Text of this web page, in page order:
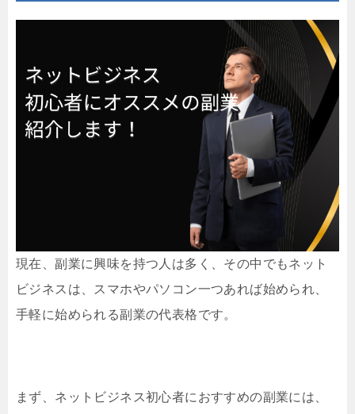
現在、副業に興味を持つ人は多く、その中でもネット
ビジネスは、スマホやパソコン一つあれば始められ、
手軽に始められる副業の代表格です。
まず、ネットビジネス初心者におすすめの副業には、